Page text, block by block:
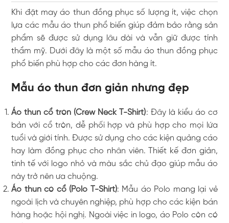
Khi đặt may áo thun đồng phục số lượng ít, việc chọn
lựa các mẫu áo thun phổ biến giúp đảm bảo rằng sản
phẩm sẽ được sử dụng lâu dài và vẫn giữ được tính
thẩm mỹ. Dưới đây là một số mẫu áo thun đồng phục
phổ biến phù hợp cho các đơn hàng ít.
Mẫu áo thun đơn giản nhưng đẹp
Áo thun cổ tròn (Crew Neck T-Shirt): Đây là kiểu áo cơ
bản với cổ tròn, dễ phối hợp và phù hợp cho mọi lứa
tuổi và giới tính. Được sử dụng cho các kiện quảng cáo
hay làm đồng phục cho nhân viên. Thiết kế đơn giản,
tinh tế với logo nhỏ và màu sắc chủ đạo giúp mẫu áo
này trở nên ưa chuộng.
Áo thun có cổ (Polo T-Shirt): Mẫu áo Polo mang lại vẻ
ngoài lịch và chuyên nghiệp, phù hợp cho các kiện bán
hàng hoặc hội nghị. Ngoài việc in logo, áo Polo còn có